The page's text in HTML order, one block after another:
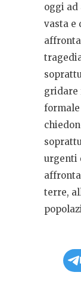
oggi ad
vasta e
gridare
formale
urgenti
terre,